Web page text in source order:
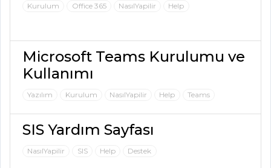
Kurulum Office 365 NasılYapilir Help
Microsoft Teams Kurulumu ve
Kullanımı
Yazılım Kurulum NasılYapilir Help Teams
SIS Yardım Sayfası
NasılYapilir SIS Help Destek